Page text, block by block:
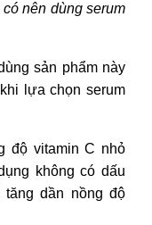
nên dùng serum
sản phẩm này
lựa chọn serum
độ vitamin C nhỏ
không có dấu
dần nồng độ